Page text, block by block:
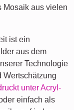
Mosaik aus vielen
ist ein
aus dem
Technologie
Wertschätzung
unter Acryl-
einfach als